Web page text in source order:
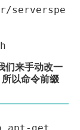
serverspe
们来手动改一
以命令前缀